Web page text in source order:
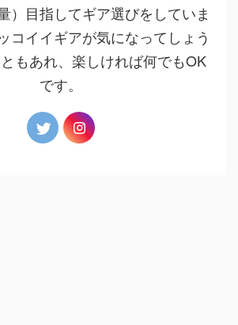
）目指してギア選びをしていま
コイイギアが気になってしょう
もあれ、楽しければ何でもOK
です。